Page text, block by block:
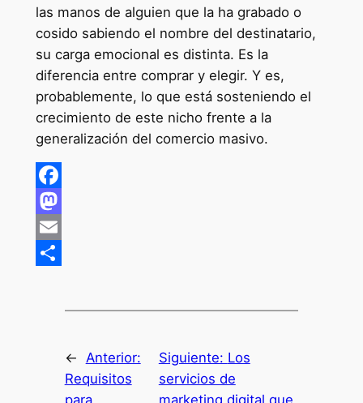
las manos de alguien que la ha grabado o
cosido sabiendo el nombre del destinatario,
su carga emocional es distinta. Es la
diferencia entre comprar y elegir. Y es,
probablemente, lo que está sosteniendo el
crecimiento de este nicho frente a la
generalización del comercio masivo.
Facebook
Mastodon
Email
← Anterior:
Requisitos
Siguiente: Los
servicios de